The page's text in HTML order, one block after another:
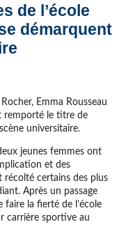
de l’école
démarquent
Emma Rousseau
remporté le titre de
universitaire.
jeunes femmes ont
et des
récolté certains des plus
Après un passage
la fierté de l’école
carrière sportive au